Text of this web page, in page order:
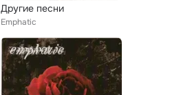
Другие песни
Emphatic